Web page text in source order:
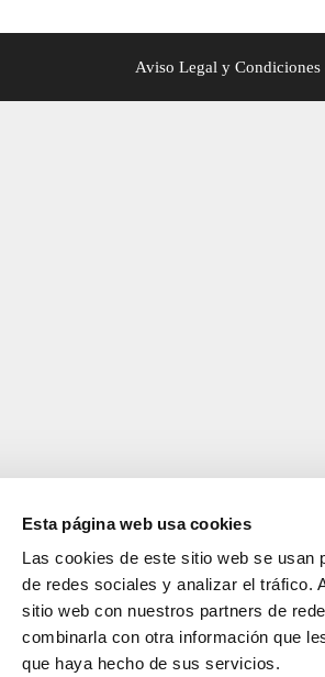
Esta página web usa cookies
Las cookies de este sitio web se usan
de redes sociales y analizar el tráfico.
sitio web con nuestros partners de
combinarla con otra información que
que haya hecho de sus servicios.
Aviso Legal y Condiciones